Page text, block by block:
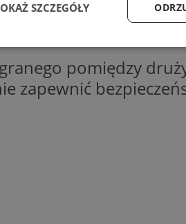
pomiędzy
zapewnić
SZCZEGÓŁY
Wydajność